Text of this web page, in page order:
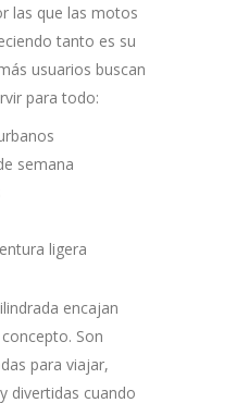
las que las motos
tanto es su
usuarios buscan
para todo:
semana
ligera
encajan
Son
para viajar,
divertidas cuando